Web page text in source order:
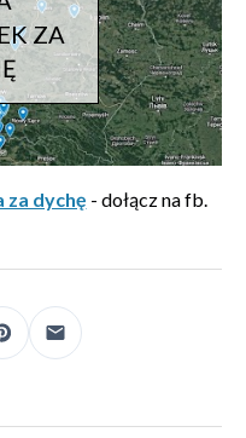
ZA
za dychę - dołącz na fb.